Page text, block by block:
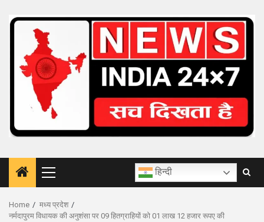
Primary
Menu
हिन्दी
Home
मध्य प्रदेश
नर्मदापुरम विधायक की अनुशंसा पर 09 हितग्राहियों को 01 लाख 12 हजार रूपए की